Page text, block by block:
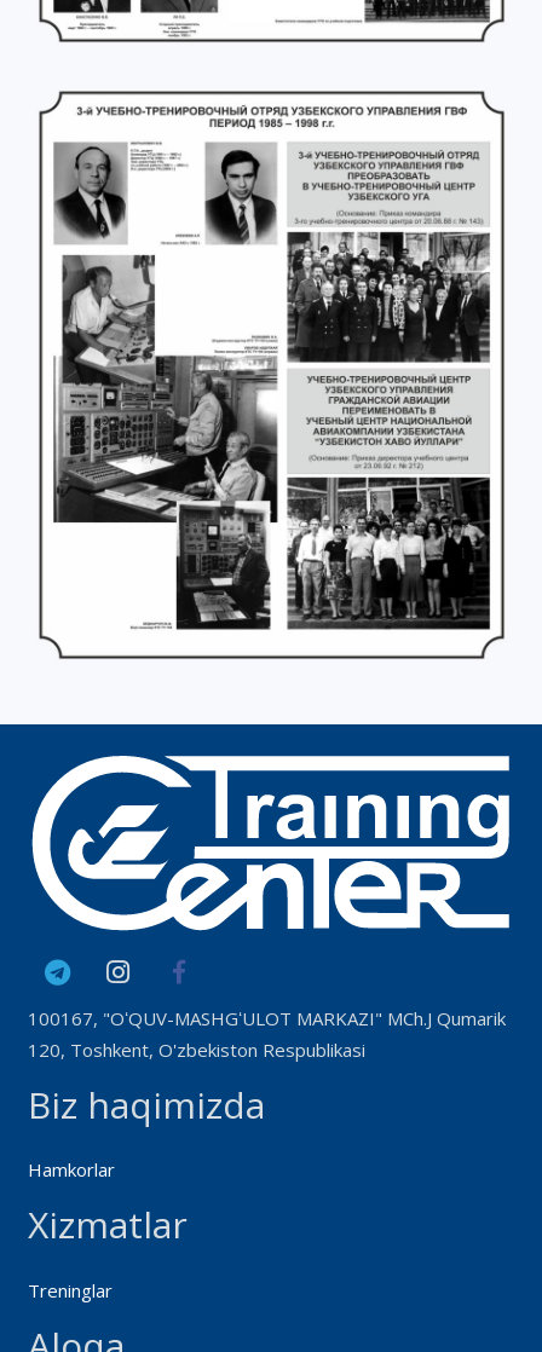
100167, "OʻQUV-MASHGʻULOT MARKAZI" MCh.J Qumarik
120, Toshkent, O'zbekiston Respublikasi
Biz haqimizda
Hamkorlar
Xizmatlar
Treninglar